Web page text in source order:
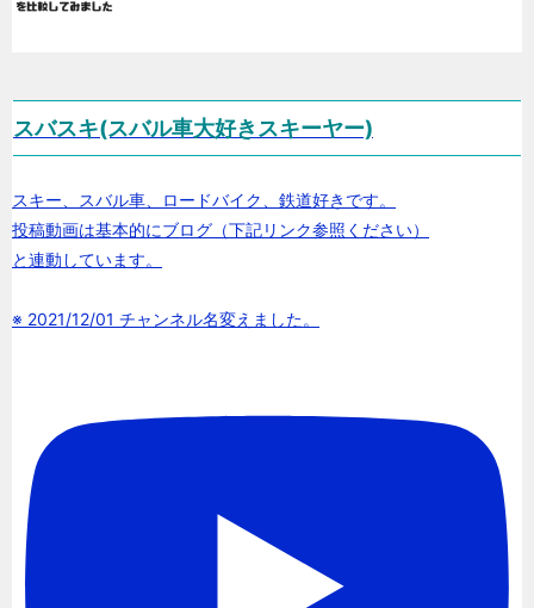
スバスキ(スバル車大好きスキーヤー)
スキー、スバル車、ロードバイク、鉄道好きです。
投稿動画は基本的にブログ（下記リンク参照ください）
と連動しています。
※ 2021/12/01 チャンネル名変えました。